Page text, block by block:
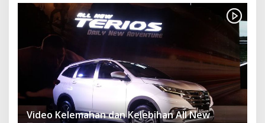
Video Kelemahan dan Kelebihan All New